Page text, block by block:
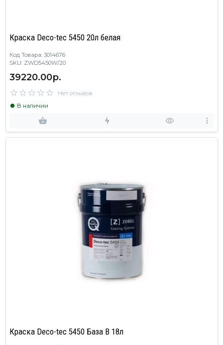
Краска Deco-tec 5450 20л белая
Код Товара: 3014676
SKU: ZWD5450W/20
39220.00р.
Нет отзывов
В наличии
Краска Deco-tec 5450 База B 18л